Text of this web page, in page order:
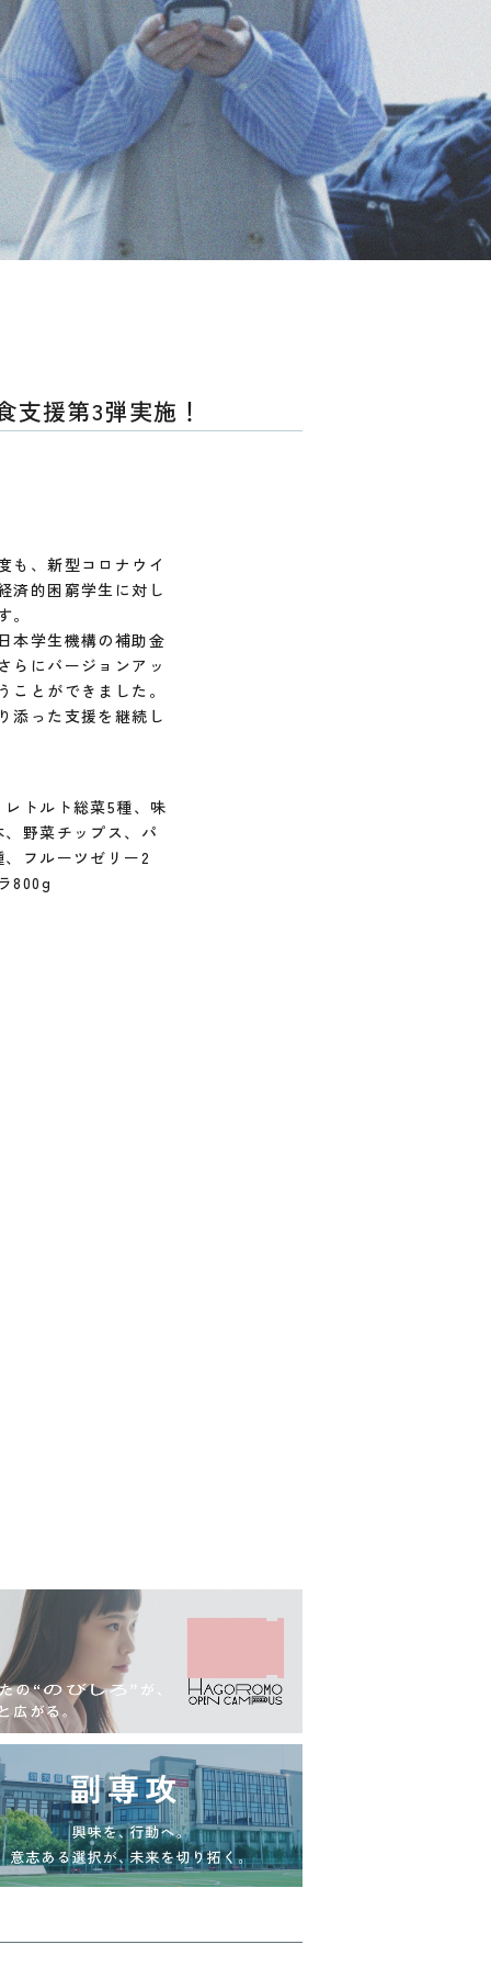
援第3弾実施！
も、新型コロナウイ
済的困窮学生に対し
本学生機構の補助金
らにバージョンアッ
ことができました。
添った支援を継続し
トルト総菜5種、味
野菜チップス、パ
フルーツゼリー2
800g